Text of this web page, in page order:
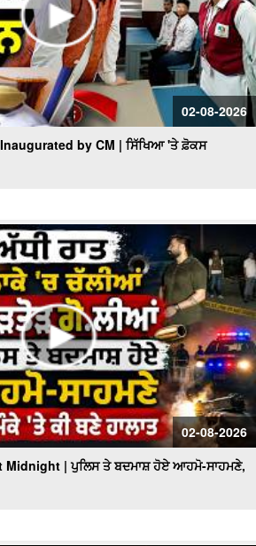
02-08-2026
by CM | ਸਿੱਖਿਆ 'ਤੇ ਫ਼ੋਕਸ
02-08-2026
Midnight | ਪੁਲਿਸ ਤੇ ਬਦਮਾਸ਼ ਹੋਏ ਆਹਮੋ-ਸਾਹਮਣੇ,